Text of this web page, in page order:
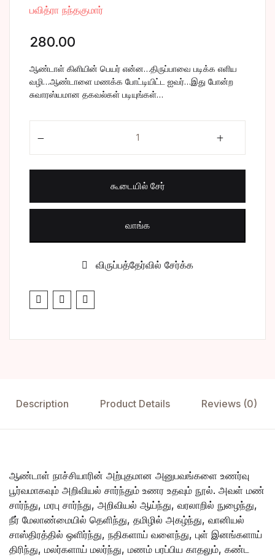
போட்டித் தேர்வு
வணிகம் &
பவித்ரா நந்தகுமார்
280.00
ஆண்டாள் கிளியின் பெயர் என்ன…திருப்பாவை படிக்க எளிய
வழி…ஆண்டாளை மணக்க போட்டியிட்ட ஐவர்…இது போன்ற
சுவாரஸ்யமான தகவல்கள் படியுங்கள்…
கூடையில் சேர்
வாங்க
விருப்பத்தேர்வில் சேர்க்க
Description Product Details Reviews (0)
ஆண்டாள் நாச்சியாரின் அற்புதமான அனுபவங்களை உணர்வு
பூர்வமாகவும் அறிவியல் சார்ந்தும் உணர உதவும் நூல். அவள் மண்
சார்ந்து, மரபு சார்ந்து, அறிவியல் ஆய்ந்து, வரலாறில் நுழைந்து,
நீர் மேலாண்மையில் தெளிந்து, தமிழில் அகழ்ந்து, வானியல்
சாஸ்திரத்தில் ஒளிர்ந்து, நதிகளாய் வளைந்து, புள் இனங்களாய்
திரிந்து, மலர்களாய் மலர்ந்து, மணம் பரப்பிய காதலும், கண்ட